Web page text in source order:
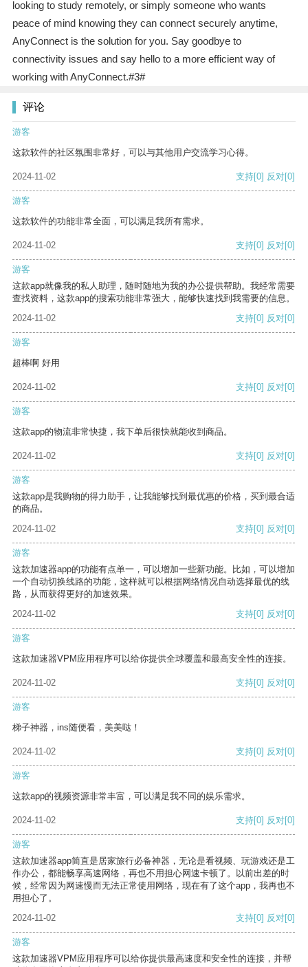
looking to study remotely, or simply someone who wants
peace of mind knowing they can connect securely anytime,
AnyConnect is the solution for you. Say goodbye to
connectivity issues and say hello to a more efficient way of
working with AnyConnect.#3#
评论
游客
这款软件的社区氛围非常好，可以与其他用户交流学习心得。
2024-11-02 支持[0] 反对[0]
游客
这款软件的功能非常全面，可以满足我所有需求。
2024-11-02 支持[0] 反对[0]
游客
这款app就像我的私人助理，随时随地为我的办公提供帮助。我经常需要
查找资料，这款app的搜索功能非常强大，能够快速找到我需要的信息。
2024-11-02
支持[0] 反对[0]
游客
超棒啊 好用
2024-11-02 支持[0] 反对[0]
游客
这款app的物流非常快捷，我下单后很快就能收到商品。
2024-11-02 支持[0] 反对[0]
游客
这款app是我购物的得力助手，让我能够找到最优惠的价格，买到最合适
的商品。
2024-11-02
支持[0] 反对[0]
游客
这款加速器app的功能有点单一，可以增加一些新功能。比如，可以增加
一个自动切换线路的功能，这样就可以根据网络情况自动选择最优的线
路，从而获得更好的加速效果。
2024-11-02
支持[0] 反对[0]
游客
这款加速器VPM应用程序可以给你提供全球覆盖和最高安全性的连接。
2024-11-02 支持[0] 反对[0]
游客
梯子神器，ins随便看，美美哒！
2024-11-02 支持[0] 反对[0]
游客
这款app的视频资源非常丰富，可以满足我不同的娱乐需求。
2024-11-02 支持[0] 反对[0]
游客
这款加速器app简直是居家旅行必备神器，无论是看视频、玩游戏还是工
作办公，都能畅享高速网络，再也不用担心网速卡顿了。以前出差的时
候，经常因为网速慢而无法正常使用网络，现在有了这个app，我再也不
用担心了。
2024-11-02
支持[0] 反对[0]
游客
这款加速器VPM应用程序可以给你提供最高速度和安全性的连接，并帮